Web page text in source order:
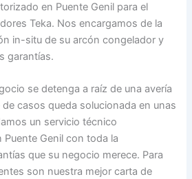
en Puente Genil para el
Teka. Nos encargamos de la
in-situ de su arcón congelador y
garantías.
se detenga a raíz de una avería
casos queda solucionada en unas
un servicio técnico
Genil con toda la
que su negocio merece. Para
son nuestra mejor carta de